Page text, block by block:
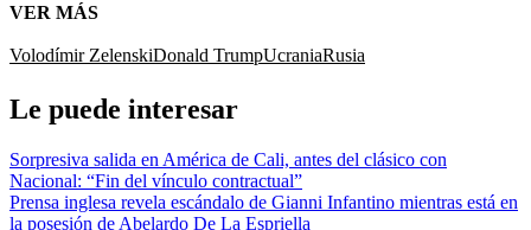
VER MÁS
Volodímir ZelenskiDonald TrumpUcraniaRusia
Le puede interesar
Sorpresiva salida en América de Cali, antes del clásico con
Nacional: “Fin del vínculo contractual”
Prensa inglesa revela escándalo de Gianni Infantino mientras está en
la posesión de Abelardo De La Espriella